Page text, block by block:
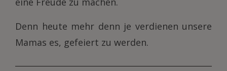
Denn heute mehr denn je verdienen unsere
Mamas es, gefeiert zu werden.